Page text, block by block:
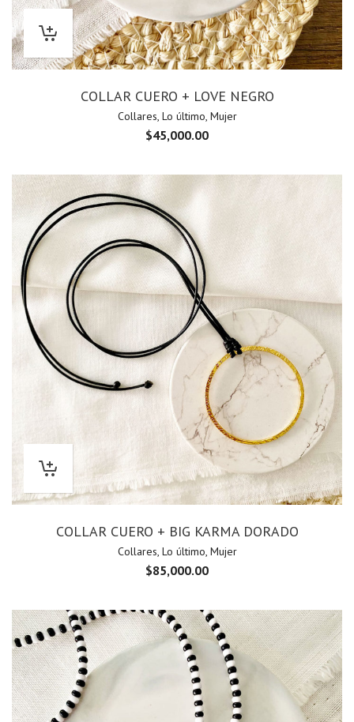
COLLAR CUERO + LOVE NEGRO
Collares, Lo último, Mujer
$45,000.00
COLLAR CUERO + BIG KARMA DORADO
Collares, Lo último, Mujer
$85,000.00